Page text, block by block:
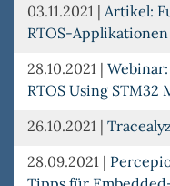
03.11.2021 | Artikel:
RTOS-
28.10.2021 |
RTOS Using STM32
26.10.2021 |
28.09.2021 |